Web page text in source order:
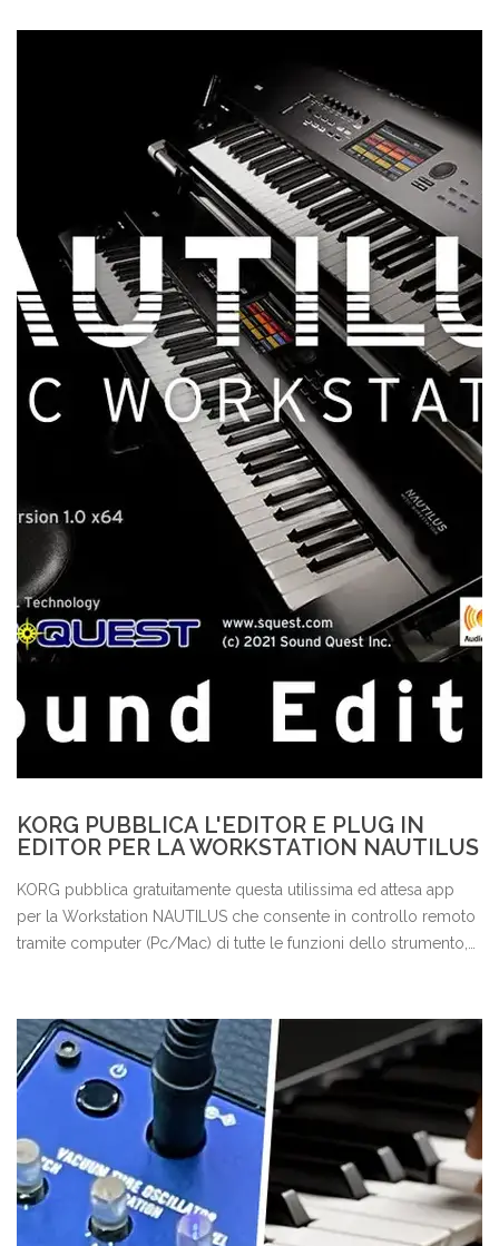
KORG PUBBLICA L'EDITOR E PLUG IN
EDITOR PER LA WORKSTATION NAUTILUS
KORG pubblica gratuitamente questa utilissima ed attesa app
per la Workstation NAUTILUS che consente in controllo remoto
tramite computer (Pc/Mac) di tutte le funzioni dello strumento,